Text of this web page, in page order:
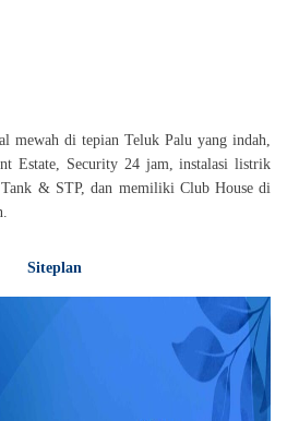
mewah di tepian Teluk Palu yang indah,
Estate, Security 24 jam, instalasi listrik
& STP, dan memiliki Club House di
Siteplan